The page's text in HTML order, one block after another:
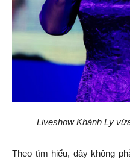
Liveshow Khánh Ly
Theo tìm hiểu, đây không